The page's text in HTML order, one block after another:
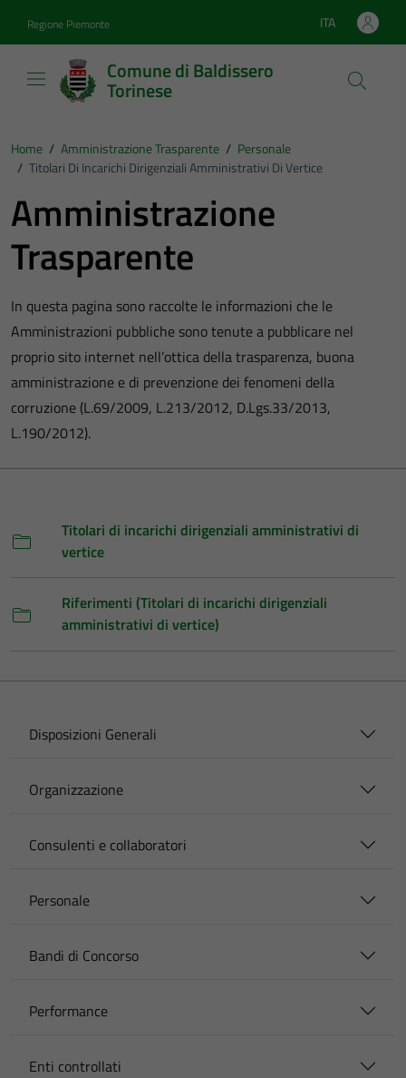
Regione Piemonte Lingua attiva:
ITA
Comune di Baldissero
Torinese
Home / Amministrazione Trasparente / Personale
/ Titolari Di Incarichi Dirigenziali Amministrativi Di Vertice
Amministrazione
Trasparente
In questa pagina sono raccolte le informazioni che le
Amministrazioni pubbliche sono tenute a pubblicare nel
proprio sito internet nell’ottica della trasparenza, buona
amministrazione e di prevenzione dei fenomeni della
corruzione (L.69/2009, L.213/2012, D.Lgs.33/2013,
L.190/2012).
Titolari di incarichi dirigenziali amministrativi di
vertice
Riferimenti (Titolari di incarichi dirigenziali
amministrativi di vertice)
Disposizioni Generali
Organizzazione
Consulenti e collaboratori
Personale
Bandi di Concorso
Performance
Enti controllati